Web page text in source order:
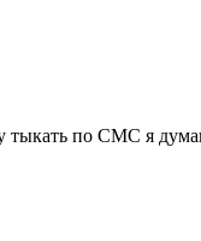
тыкать по СМС я